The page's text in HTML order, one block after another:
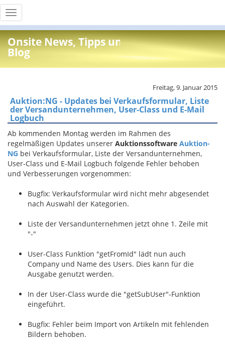
Toggle
navigation
Onsite News, Tipps und Info
Blog
Freitag, 9. Januar 2015
Auktion:NG - Updates bei Verkaufsformular, Liste
der Versandunternehmen, User-Class und E-Mail
Logbuch
Ab kommenden Montag werden im Rahmen des
regelmäßigen Updates unserer Auktionssoftware Auktion-
NG bei Verkaufsformular, Liste der Versandunternehmen,
User-Class und E-Mail Logbuch folgende Fehler behoben
und Verbesserungen vorgenommen:
Bugfix: Verkaufsformular wird nicht mehr abgesendet
nach Auswahl der Kategorien.
Liste der Versandunternehmen jetzt ohne 1. Zeile mit
"-"
User-Class Funktion "getFromId" lädt nun auch
Company und Name des Users. Dies kann für die
Ausgabe genutzt werden.
In der User-Class wurde die "getSubUser"-Funktion
eingeführt.
Bugfix: Fehler beim Import von Artikeln mit fehlenden
Bildern behoben.